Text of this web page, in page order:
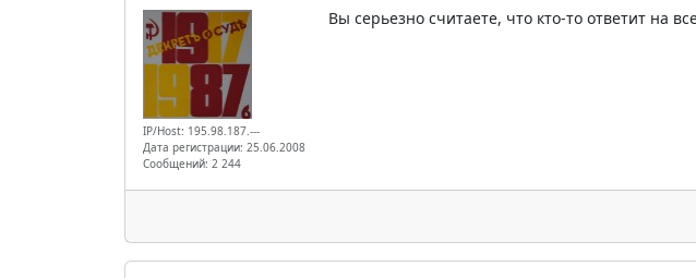
IP/Host: 195.98.187.---
Дата регистрации: 25.06.2008
Сообщений: 2 244
Вы серьезно считаете, что кто-то ответит на